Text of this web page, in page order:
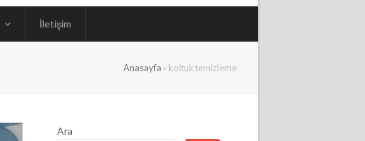
İletişim
Anasayfa » koltuk temizleme
Ara